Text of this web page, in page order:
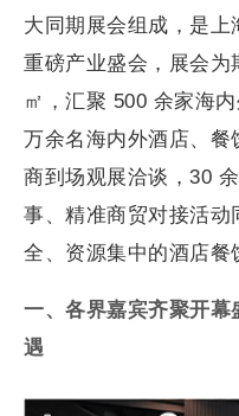
大同期展会组成，是
重磅产业盛会，展会为
㎡，汇聚 500 余家海
万余名海内外酒店、餐
商到场观展洽谈，30
事、精准商贸对接活动
全、资源集中的酒店餐
一、各界嘉宾齐聚开
遇